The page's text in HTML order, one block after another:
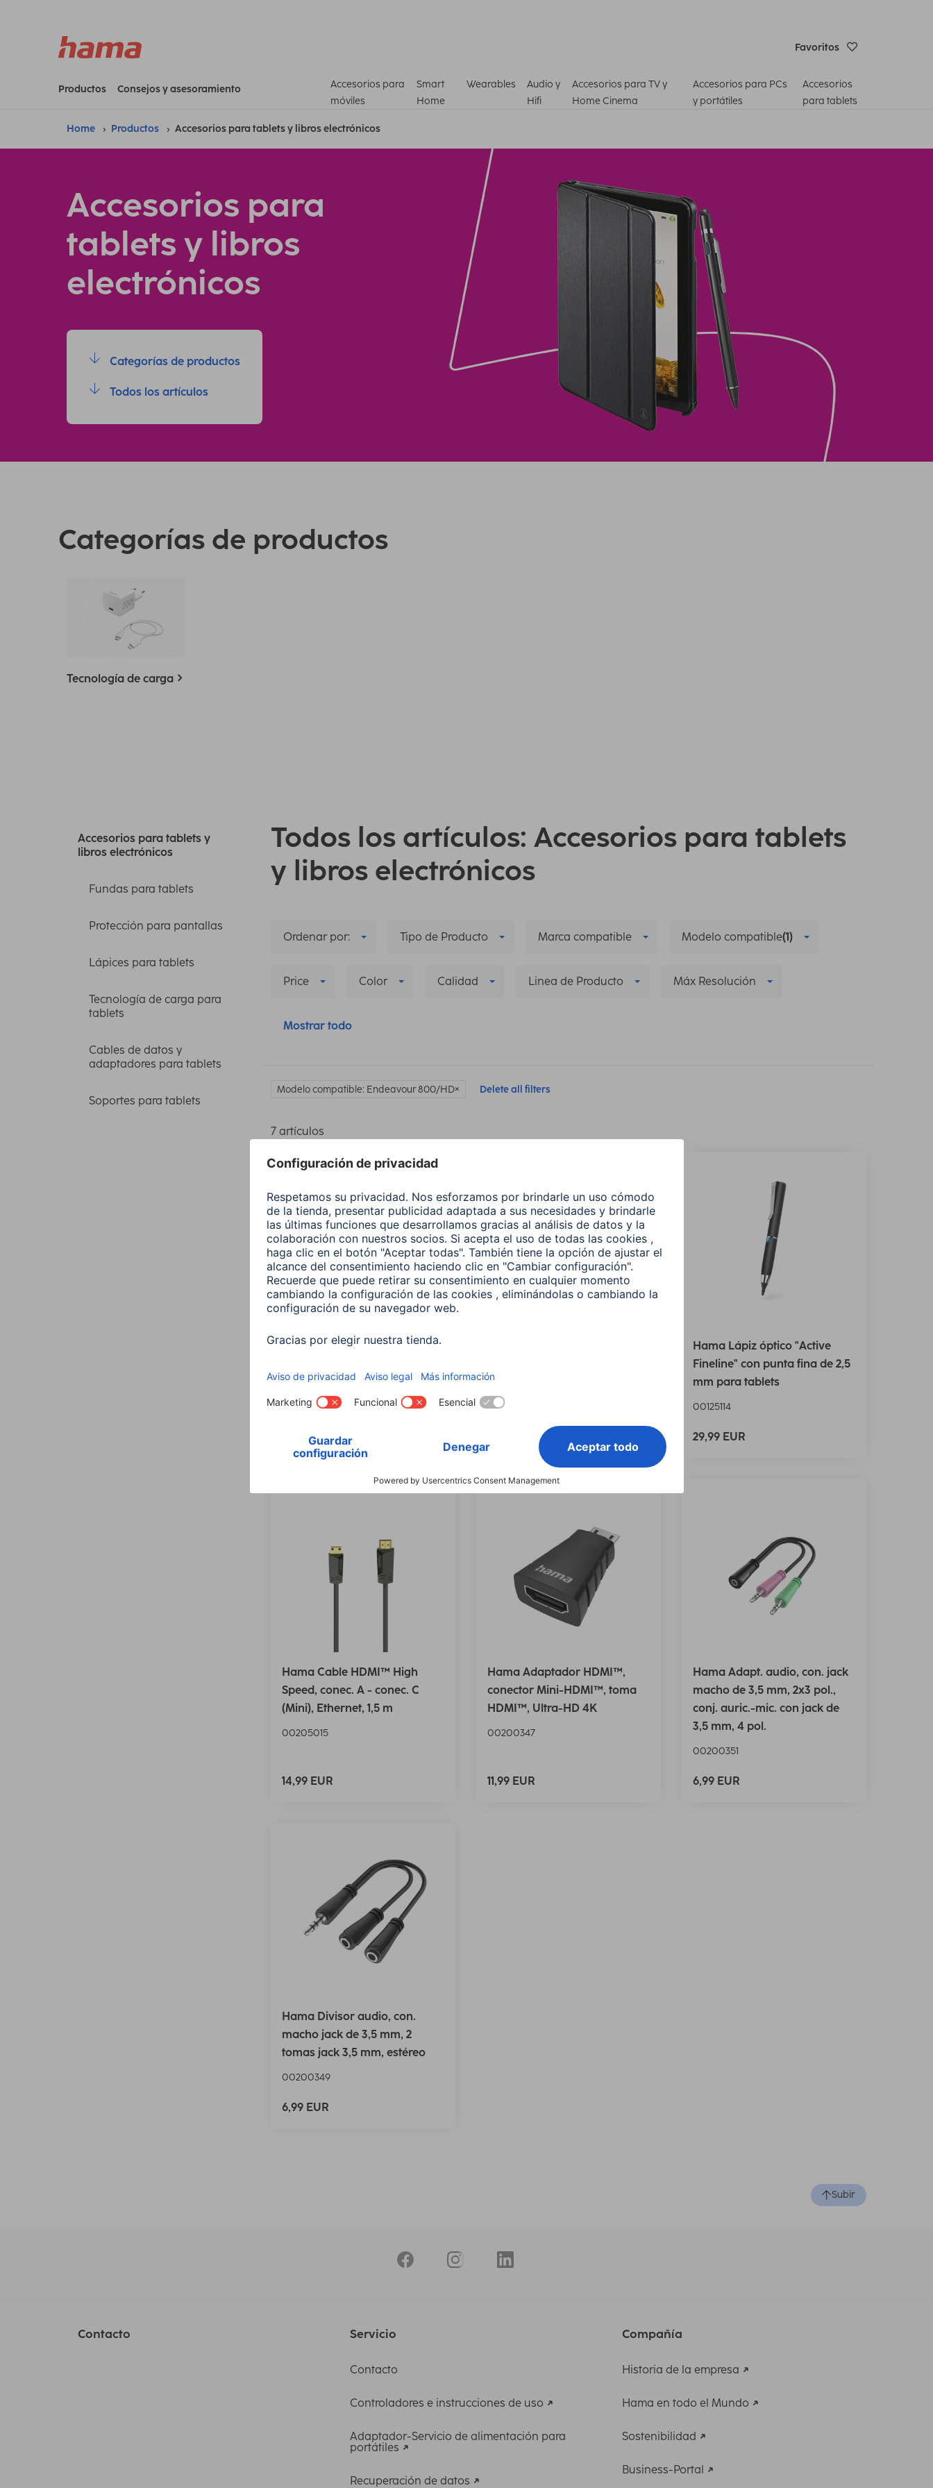
Favoritos
Productos Consejos y asesoramiento
Accesorios para
móviles
Smart
Home
Wearables
Audio y
Hifi
Accesorios para TV y
Home Cinema
Accesorios para PCs
y portátiles
Accesorios
para tablets
Home Productos Accesorios para tablets y libros electrónicos
Accesorios para
tablets y libros
electrónicos
Categorías de productos
Todos los artículos
Categorías de productos
Tecnología de carga
Accesorios para tablets y
libros electrónicos
Fundas para tablets
Protección para pantallas
Lápices para tablets
Tecnología de carga para
tablets
Cables de datos y
adaptadores para tablets
Soportes para tablets
Todos los artículos: Accesorios para tablets
y libros electrónicos
Ordenar por: Tipo de Producto Marca compatible Modelo compatible(1)
Price Color Calidad Linea de Producto Máx Resolución
Mostrar todo
Modelo compatible: Endeavour 800/HD Delete all filters
7 artículos
Hama Puntero táctil "Easy"
smartphones, negro
00125106
4,99 EUR
Rubber Tip
00125113
49,99 EUR
Hama Lápiz óptico "Active
Fineline" con punta fina de 2,5
mm para tablets
00125114
29,99 EUR
Hama Cable HDMI™ High
Speed, conec. A - conec. C
(Mini), Ethernet, 1,5 m
00205015
14,99 EUR
Hama Adaptador HDMI™,
conector Mini-HDMI™, toma
HDMI™, Ultra-HD 4K
00200347
11,99 EUR
Hama Adapt. audio, con. jack
macho de 3,5 mm, 2x3 pol.,
conj. auric.-mic. con jack de
3,5 mm, 4 pol.
00200351
6,99 EUR
Hama Divisor audio, con.
macho jack de 3,5 mm, 2
tomas jack 3,5 mm, estéreo
00200349
6,99 EUR
Subir
Contacto Servicio
Contacto
Controladores e instrucciones de uso
Adaptador-Servicio de alimentación para
portátiles
Recuperación de datos
Compañía
Historia de la empresa
Hama en todo el Mundo
Sostenibilidad
Business-Portal